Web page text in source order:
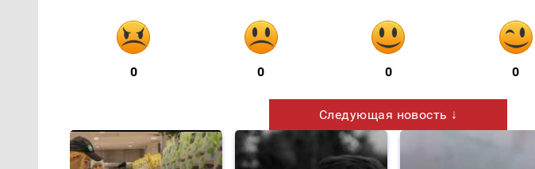
0 0 0 0
Следующая новость ↓